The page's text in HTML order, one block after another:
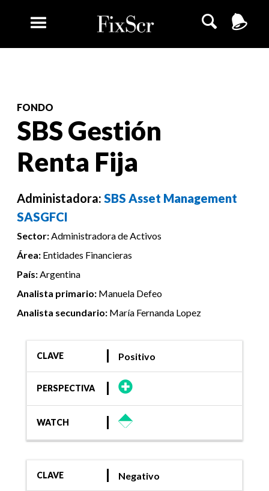
FONDO
SBS Gestión
Renta Fija
Administadora:SBS Asset Management
SASGFCI
Sector:Administradora de Activos
Área: Entidades Financieras
País:Argentina
Analista primario: Manuela Defeo
Analista secundario: María Fernanda Lopez
CLAVE Positivo
PERSPECTIVA
WATCH
CLAVE Negativo